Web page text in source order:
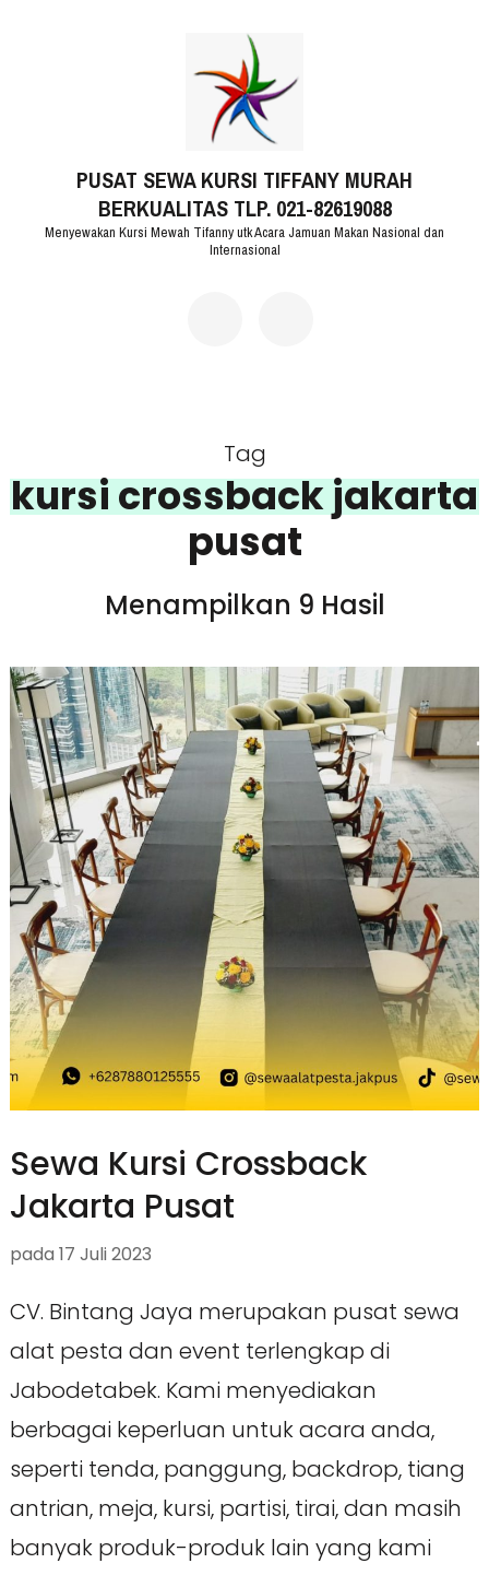
PUSAT SEWA KURSI TIFFANY MURAH
BERKUALITAS TLP. 021-82619088
Menyewakan Kursi Mewah Tifanny utk Acara Jamuan Makan Nasional dan
Internasional
Tag
kursi crossback jakarta
pusat
Menampilkan 9 Hasil
Sewa Kursi Crossback
Jakarta Pusat
pada 17 Juli 2023
CV. Bintang Jaya merupakan pusat sewa
alat pesta dan event terlengkap di
Jabodetabek. Kami menyediakan
berbagai keperluan untuk acara anda,
seperti tenda, panggung, backdrop, tiang
antrian, meja, kursi, partisi, tirai, dan masih
banyak produk-produk lain yang kami